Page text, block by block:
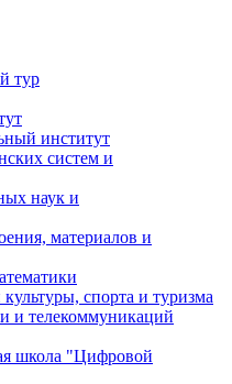
тур
институт
систем и
наук и
материалов и
спорта и туризма
и телекоммуникаций
школа "Цифровой